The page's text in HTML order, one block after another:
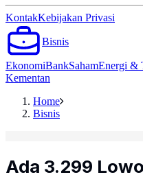
KontakKebijakan Privasi
Bisnis
EkonomiBankSahamEnergi &
Kementan
Home
Bisnis
Ada 3.299